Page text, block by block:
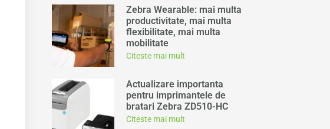
Zebra Wearable: mai multa
productivitate, mai multa
flexibilitate, mai multa
mobilitate
Citeste mai mult
Actualizare importanta
pentru imprimantele de
bratari Zebra ZD510-HC
Citeste mai mult